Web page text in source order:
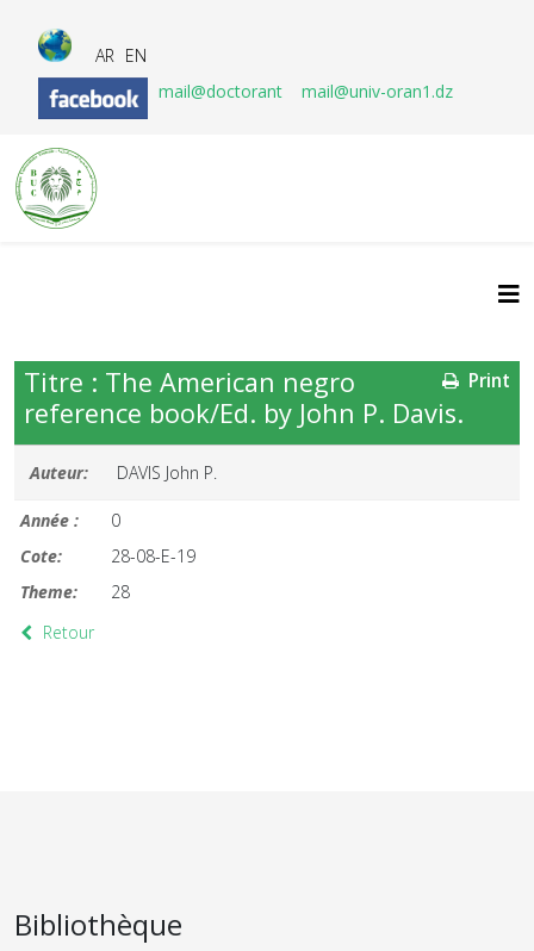
AR EN
mail@doctorant
mail@univ-oran1.dz
Print
Titre : The American negro
reference book/Ed. by John P. Davis.
Auteur: DAVIS John P.
Année :
0
Cote:
28-08-E-19
Theme:
28
Retour
Bibliothèque